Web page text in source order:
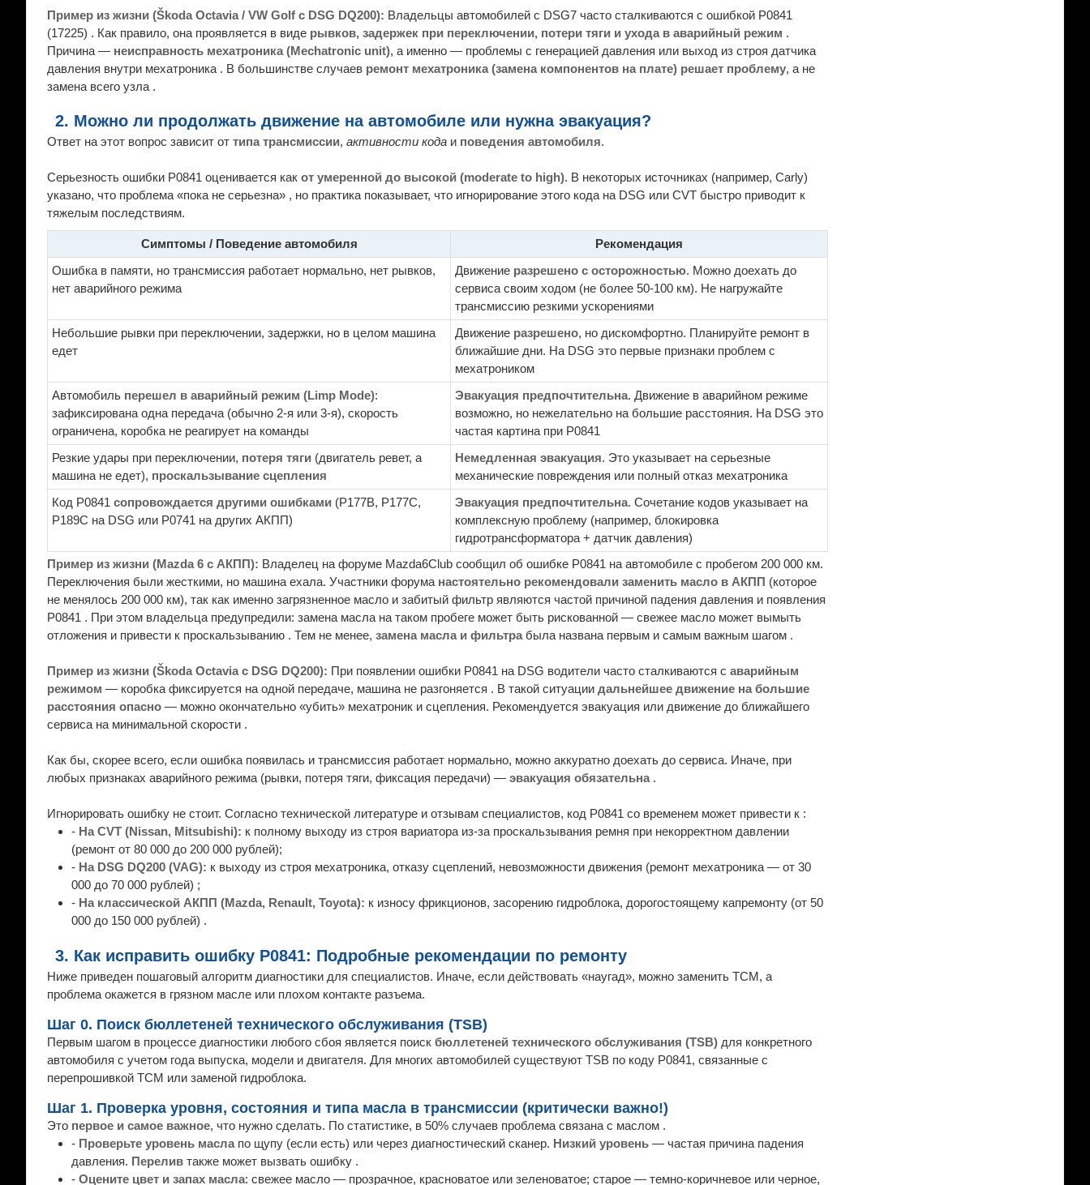
Пример из жизни (Škoda Octavia / VW Golf с DSG DQ200): Владельцы автомобилей с DSG7 часто сталкиваются с ошибкой P0841
(17225) . Как правило, она проявляется в виде рывков, задержек при переключении, потери тяги и ухода в аварийный режим .
Причина — неисправность мехатроника (Mechatronic unit), а именно — проблемы с генерацией давления или выход из строя датчика
давления внутри мехатроника . В большинстве случаев ремонт мехатроника (замена компонентов на плате) решает проблему, а не
замена всего узла .
2. Можно ли продолжать движение на автомобиле или нужна эвакуация?
Ответ на этот вопрос зависит от типа трансмиссии, активности кода и поведения автомобиля.
Серьезность ошибки P0841 оценивается как от умеренной до высокой (moderate to high). В некоторых источниках (например, Carly)
указано, что проблема «пока не серьезна» , но практика показывает, что игнорирование этого кода на DSG или CVT быстро приводит к
тяжелым последствиям.
Симптомы / Поведение автомобиля
Рекомендация
Ошибка в памяти, но трансмиссия работает нормально, нет рывков,
нет аварийного режима
Движение разрешено с осторожностью. Можно доехать до
сервиса своим ходом (не более 50-100 км). Не нагружайте
трансмиссию резкими ускорениями
Небольшие рывки при переключении, задержки, но в целом машина
едет
Движение разрешено, но дискомфортно. Планируйте ремонт в
ближайшие дни. На DSG это первые признаки проблем с
мехатроником
Автомобиль перешел в аварийный режим (Limp Mode):
зафиксирована одна передача (обычно 2-я или 3-я), скорость
ограничена, коробка не реагирует на команды
Эвакуация предпочтительна. Движение в аварийном режиме
возможно, но нежелательно на большие расстояния. На DSG это
частая картина при P0841
Резкие удары при переключении, потеря тяги (двигатель ревет, а
машина не едет), проскальзывание сцепления
Немедленная эвакуация. Это указывает на серьезные
механические повреждения или полный отказ мехатроника
Код P0841 сопровождается другими ошибками (P177B, P177C,
P189C на DSG или P0741 на других АКПП)
Эвакуация предпочтительна. Сочетание кодов указывает на
комплексную проблему (например, блокировка
гидротрансформатора + датчик давления)
Пример из жизни (Mazda 6 с АКПП): Владелец на форуме Mazda6Club сообщил об ошибке P0841 на автомобиле с пробегом 200 000 км.
Переключения были жесткими, но машина ехала. Участники форума настоятельно рекомендовали заменить масло в АКПП (которое
не менялось 200 000 км), так как именно загрязненное масло и забитый фильтр являются частой причиной падения давления и появления
P0841 . При этом владельца предупредили: замена масла на таком пробеге может быть рискованной — свежее масло может вымыть
отложения и привести к проскальзыванию . Тем не менее, замена масла и фильтра была названа первым и самым важным шагом .
Пример из жизни (Škoda Octavia с DSG DQ200): При появлении ошибки P0841 на DSG водители часто сталкиваются с аварийным
режимом — коробка фиксируется на одной передаче, машина не разгоняется . В такой ситуации дальнейшее движение на большие
расстояния опасно — можно окончательно «убить» мехатроник и сцепления. Рекомендуется эвакуация или движение до ближайшего
сервиса на минимальной скорости .
Как бы, скорее всего, если ошибка появилась и трансмиссия работает нормально, можно аккуратно доехать до сервиса. Иначе, при
любых признаках аварийного режима (рывки, потеря тяги, фиксация передачи) — эвакуация обязательна .
Игнорировать ошибку не стоит. Согласно технической литературе и отзывам специалистов, код P0841 со временем может привести к :
- На CVT (Nissan, Mitsubishi): к полному выходу из строя вариатора из-за проскальзывания ремня при некорректном давлении
(ремонт от 80 000 до 200 000 рублей);
- На DSG DQ200 (VAG): к выходу из строя мехатроника, отказу сцеплений, невозможности движения (ремонт мехатроника — от 30
000 до 70 000 рублей) ;
- На классической АКПП (Mazda, Renault, Toyota): к износу фрикционов, засорению гидроблока, дорогостоящему капремонту (от 50
000 до 150 000 рублей) .
3. Как исправить ошибку P0841: Подробные рекомендации по ремонту
Ниже приведен пошаговый алгоритм диагностики для специалистов. Иначе, если действовать «наугад», можно заменить TCM, а
проблема окажется в грязном масле или плохом контакте разъема.
Шаг 0. Поиск бюллетеней технического обслуживания (TSB)
Первым шагом в процессе диагностики любого сбоя является поиск бюллетеней технического обслуживания (TSB) для конкретного
автомобиля с учетом года выпуска, модели и двигателя. Для многих автомобилей существуют TSB по коду P0841, связанные с
перепрошивкой TCM или заменой гидроблока.
Шаг 1. Проверка уровня, состояния и типа масла в трансмиссии (критически важно!)
Это первое и самое важное, что нужно сделать. По статистике, в 50% случаев проблема связана с маслом .
- Проверьте уровень масла по щупу (если есть) или через диагностический сканер. Низкий уровень — частая причина падения
давления. Перелив также может вызвать ошибку .
- Оцените цвет и запах масла: свежее масло — прозрачное, красноватое или зеленоватое; старое — темно-коричневое или черное,